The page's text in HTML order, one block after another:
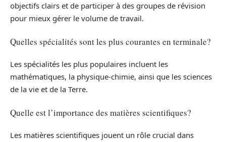
objectifs clairs et de participer à des groupes de révision
pour mieux gérer le volume de travail.
Quelles spécialités sont les plus courantes en terminale?
Les spécialités les plus populaires incluent les
mathématiques, la physique-chimie, ainsi que les sciences
de la vie et de la Terre.
Quelle est l’importance des matières scientifiques?
Les matières scientifiques jouent un rôle crucial dans